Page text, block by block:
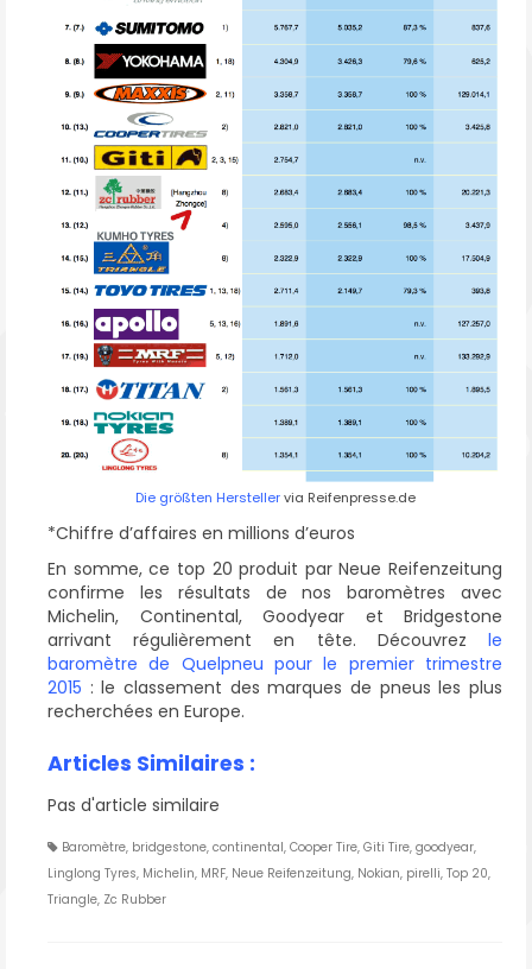
Die größten Herstellervia Reifenpresse.de
*Chiffre d’affaires en millions d’euros
En somme, ce top 20 produit par Neue Reifenzeitung
confirme les résultats de nos baromètres avec
Michelin, Continental, Goodyear et Bridgestone
arrivant régulièrement en tête. Découvrez le
baromètre de Quelpneu pour le premier trimestre
2015 : le classement des marques de pneus les plus
recherchées en Europe.
Articles Similaires :
Pas d'article similaire
Baromètre, bridgestone, continental, Cooper Tire, Giti Tire, goodyear,
Linglong Tyres, Michelin, MRF, Neue Reifenzeitung, Nokian, pirelli, Top 20,
Triangle, Zc Rubber